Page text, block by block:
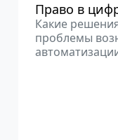
Право в
Какие
проблемы